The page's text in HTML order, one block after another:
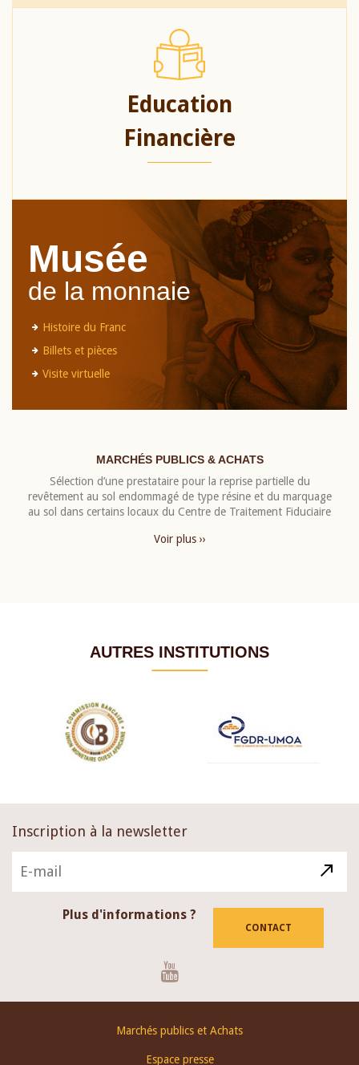
Education
Financière
Musée
de la monnaie
Histoire du Franc
Billets et pièces
Visite virtuelle
MARCHÉS PUBLICS & ACHATS
Sélection d’une prestataire pour la reprise partielle du
revêtement au sol endommagé de type résine et du marquage
au sol dans certains locaux du Centre de Traitement Fiduciaire
Voir plus ››
AUTRES INSTITUTIONS
Inscription à la newsletter
Plus d'informations ?
CONTACT
Marchés publics et Achats
Espace presse